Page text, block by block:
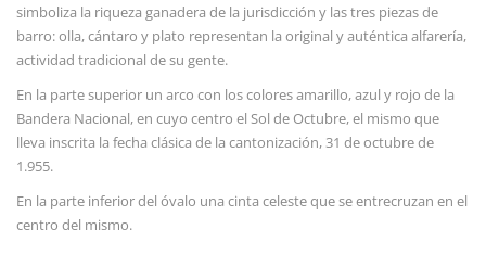
simboliza la riqueza ganadera de la jurisdicción y las tres piezas de
barro: olla, cántaro y plato representan la original y auténtica alfarería,
actividad tradicional de su gente.
En la parte superior un arco con los colores amarillo, azul y rojo de la
Bandera Nacional, en cuyo centro el Sol de Octubre, el mismo que
lleva inscrita la fecha clásica de la cantonización, 31 de octubre de
1.955.
En la parte inferior del óvalo una cinta celeste que se entrecruzan en el
centro del mismo.